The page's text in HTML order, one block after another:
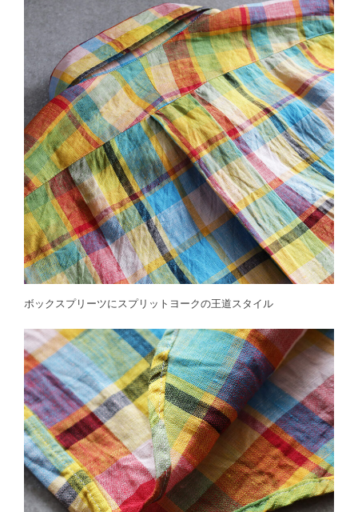
ボックスプリーツにスプリットヨークの王道スタイル